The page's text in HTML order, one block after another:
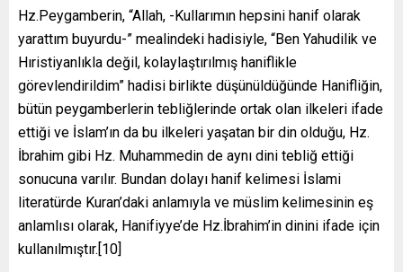
Hz.Peygamberin, “Allah, -Kullarımın hepsini hanif olarak
yarattım buyurdu-” mealindeki hadisiyle, “Ben Yahudilik ve
Hıristiyanlıkla değil, kolaylaştırılmış haniflikle
görevlendirildim” hadisi birlikte düşünüldüğünde Hanifliğin,
bütün peygamberlerin tebliğlerinde ortak olan ilkeleri ifade
ettiği ve İslam’ın da bu ilkeleri yaşatan bir din olduğu, Hz.
İbrahim gibi Hz. Muhammedin de aynı dini tebliğ ettiği
sonucuna varılır. Bundan dolayı hanif kelimesi İslami
literatürde Kuran’daki anlamıyla ve müslim kelimesinin eş
anlamlısı olarak, Hanifiyye’de Hz.İbrahim’in dinini ifade için
kullanılmıştır.[10]